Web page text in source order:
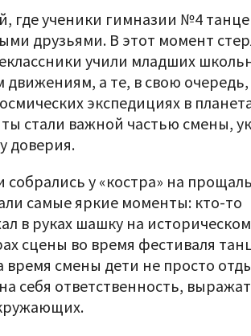
где ученики гимназии №4
друзьями. В этот момент
учили младших
а те, в свою очередь,
экспедициях в
стали важной частью смены,
доверия.
у «костра» на
самые яркие моменты: кто-то
в руках шашку на
сцены во время фестиваля
время смены дети не просто
себя ответственность,